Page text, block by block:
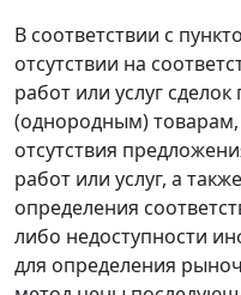
В соответствии с
отсутствии на
работ или услуг
(однородным) товарам,
отсутствия
работ или услуг, а
определения
либо недоступности
для определения